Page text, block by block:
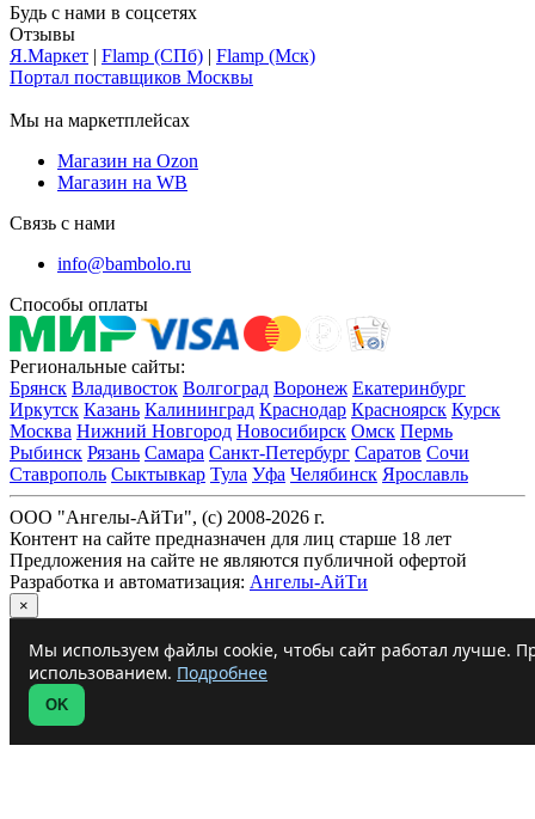
Будь с нами в соцсетях
Отзывы
Я.Маркет | Flamp (СПб) | Flamp (Мск)
Портал поставщиков Москвы
Мы на маркетплейсах
Магазин на Ozon
Магазин на WB
Связь с нами
info@bambolo.ru
Способы оплаты
Региональные сайты:
Брянск Владивосток Волгоград Воронеж Екатеринбург
Иркутск Казань Калининград Краснодар Красноярск Курск
Москва Нижний Новгород Новосибирск Омск Пермь
Рыбинск Рязань Самара Санкт-Петербург Саратов Сочи
Ставрополь Сыктывкар Тула Уфа Челябинск Ярославль
ООО "Ангелы-АйТи", (c) 2008-2026 г.
Контент на сайте предназначен для лиц старше 18 лет
Предложения на сайте не являются публичной офертой
Разработка и автоматизация: Ангелы-АйТи
×
Мы используем файлы cookie, чтобы сайт работал лучше.
использованием. Подробнее
OK